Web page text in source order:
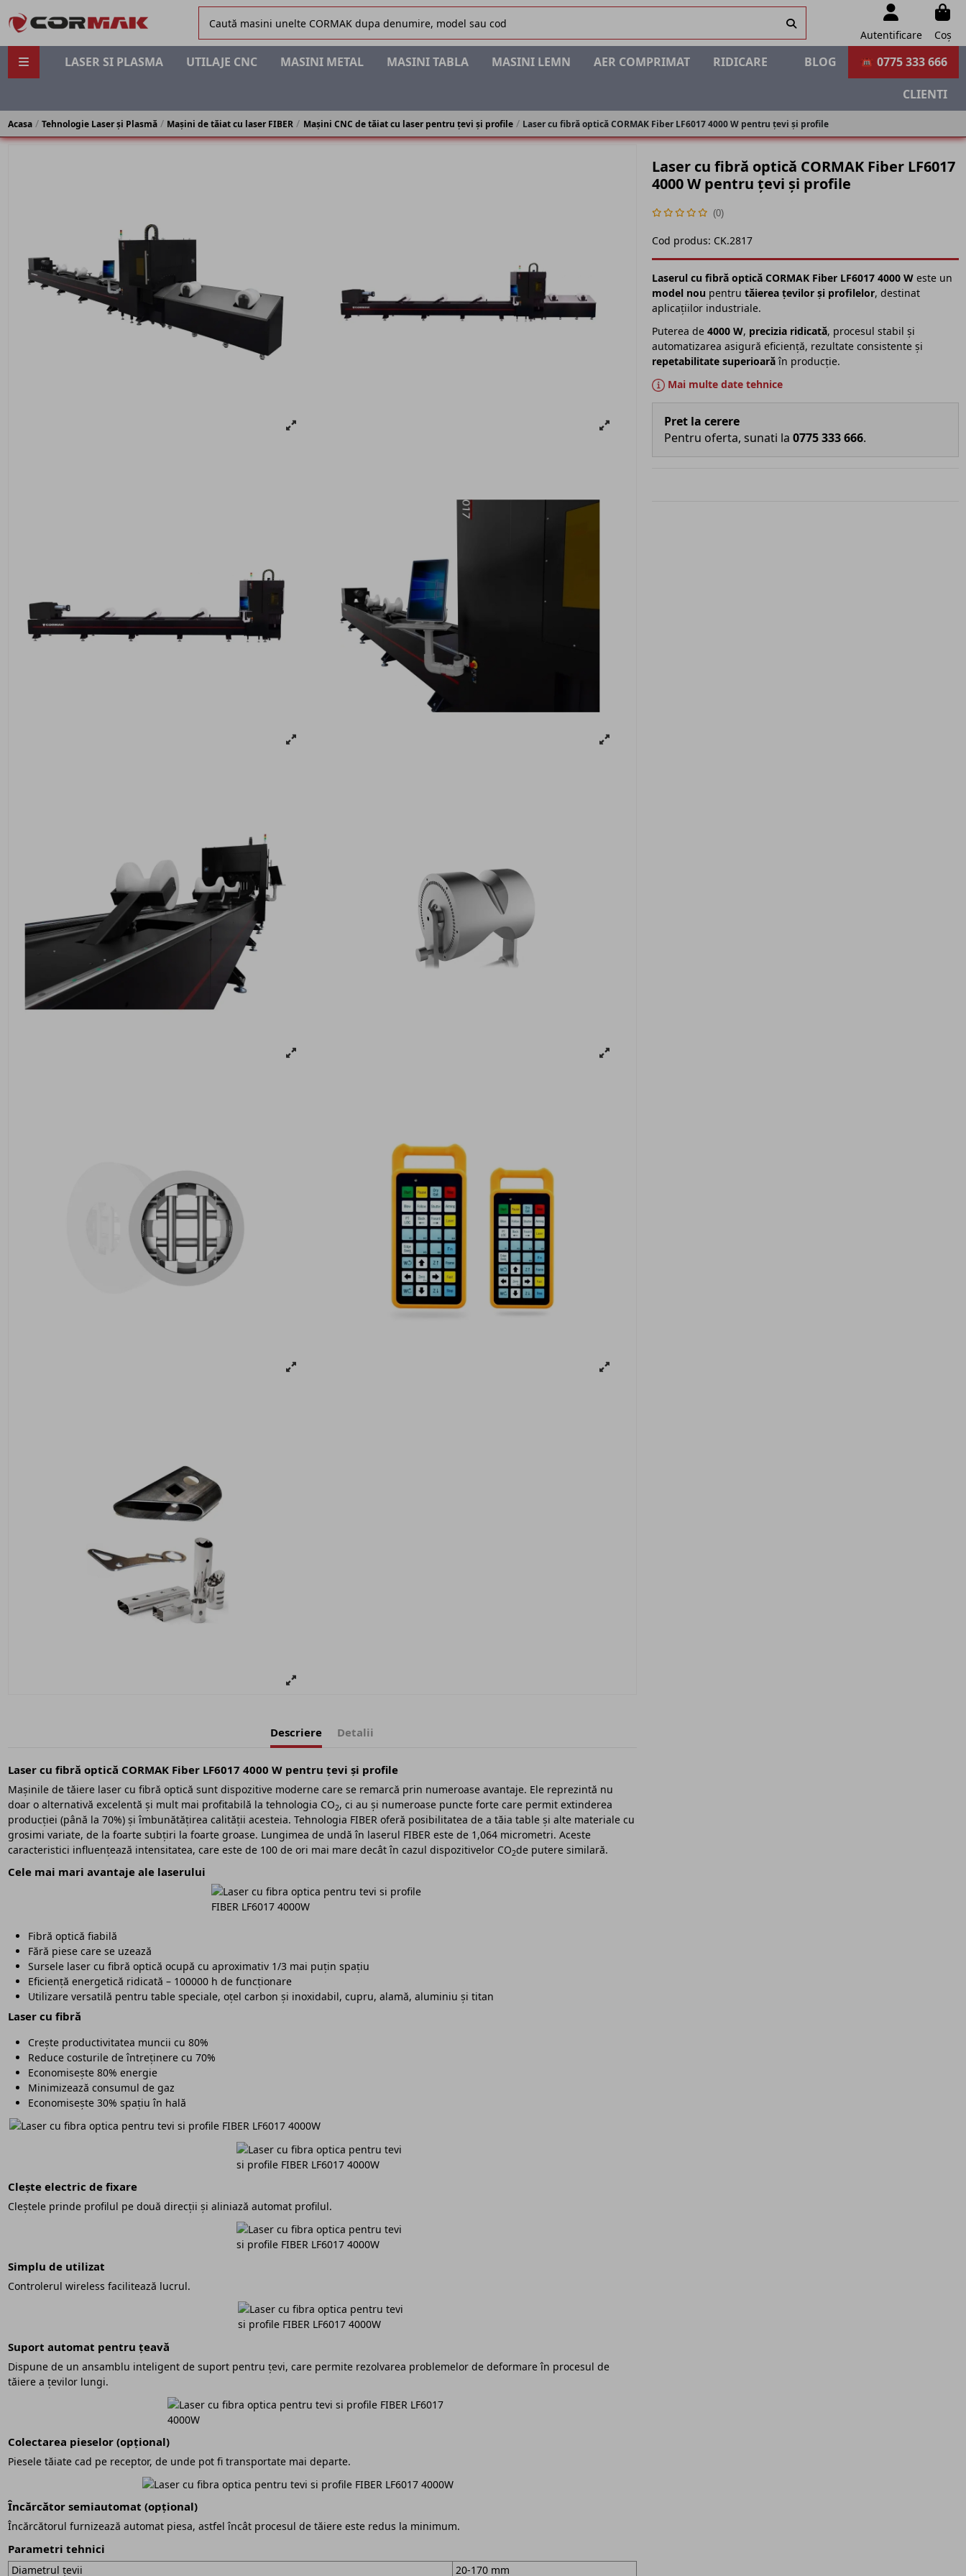
Autentificare Coș
☎ 0775 333 666
LASER SI PLASMA UTILAJE CNC MASINI METAL MASINI TABLA MASINI LEMN AER COMPRIMAT RIDICARE BLOG
CLIENTI
Acasa Tehnologie Laser și Plasmă Mașini de tăiat cu laser FIBER Mașini CNC de tăiat cu laser pentru țevi și profile Laser cu fibră optică CORMAK Fiber LF6017 4000 W pentru țevi și profile
Descriere Detalii
Laser cu fibră optică CORMAK Fiber LF6017 4000 W pentru țevi și profile
Mașinile de tăiere laser cu fibră optică sunt dispozitive moderne care se remarcă prin numeroase avantaje. Ele reprezintă nu
doar o alternativă excelentă și mult mai profitabilă la tehnologia CO2, ci au și numeroase puncte forte care permit extinderea
producției (până la 70%) și îmbunătățirea calității acesteia. Tehnologia FIBER oferă posibilitatea de a tăia table și alte materiale cu
grosimi variate, de la foarte subțiri la foarte groase. Lungimea de undă în laserul FIBER este de 1,064 micrometri. Aceste
caracteristici influențează intensitatea, care este de 100 de ori mai mare decât în cazul dispozitivelor CO2de putere similară.
Cele mai mari avantaje ale laserului
Fibră optică fiabilă
Fără piese care se uzează
Sursele laser cu fibră optică ocupă cu aproximativ 1/3 mai puțin spațiu
Eficiență energetică ridicată – 100000 h de funcționare
Utilizare versatilă pentru table speciale, oțel carbon și inoxidabil, cupru, alamă, aluminiu și titan
Laser cu fibră
Crește productivitatea muncii cu 80%
Reduce costurile de întreținere cu 70%
Economisește 80% energie
Minimizează consumul de gaz
Economisește 30% spațiu în hală
Clește electric de fixare
Cleștele prinde profilul pe două direcții și aliniază automat profilul.
Simplu de utilizat
Controlerul wireless facilitează lucrul.
Suport automat pentru țeavă
Dispune de un ansamblu inteligent de suport pentru țevi, care permite rezolvarea problemelor de deformare în procesul de
tăiere a țevilor lungi.
Colectarea pieselor (opțional)
Piesele tăiate cad pe receptor, de unde pot fi transportate mai departe.
Încărcător semiautomat (opțional)
Încărcătorul furnizează automat piesa, astfel încât procesul de tăiere este redus la minimum.
Parametri tehnici
Diametrul țevii 20-170 mm
Laser cu fibră optică CORMAK Fiber LF6017
4000 W pentru țevi și profile
(0)
Cod produs: CK.2817
Laserul cu fibră optică CORMAK Fiber LF6017 4000 Weste un
model nou pentru tăierea țevilor și profilelor, destinat
aplicațiilor industriale.
Puterea de 4000 W, precizia ridicată, procesul stabil și
automatizarea asigură eficiență, rezultate consistente și
repetabilitate superioarăîn producție.
Mai multe date tehnice
Pret la cerere
Pentru oferta, sunati la 0775 333 666.